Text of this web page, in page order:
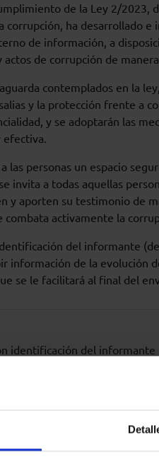
de la Ley 2/
corrupción, ha desarrollado
de información, a
de corrupción de
contemplados en la
y la protección frente a
y se adoptarán las
efectiva.
las personas un espacio
invita a todas aquellas
y aporten su testimonio de
activamente la
del informante
de la evolución
se le facilitará al final del
identificación del
recibir información de la
con el ID que se le
personas afectadas por la
de febrero. Además, las
requisitos de los artículos